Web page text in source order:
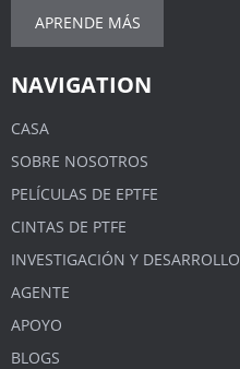
APRENDE MÁS
NAVIGATION
CASA
SOBRE NOSOTROS
PELÍCULAS DE EPTFE
CINTAS DE PTFE
INVESTIGACIÓN Y DESARROLLO
AGENTE
APOYO
BLOGS